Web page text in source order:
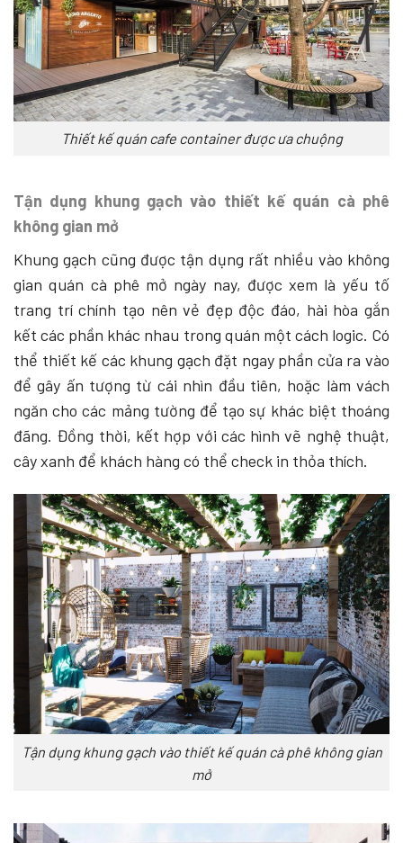
Thiết kế quán cafe container được ưa chuộng
Tận dụng khung gạch vào thiết kế quán cà phê
không gian mở
Khung gạch cũng được tận dụng rất nhiều vào không
gian quán cà phê mở ngày nay, được xem là yếu tố
trang trí chính tạo nên vẻ đẹp độc đáo, hài hòa gắn
kết các phần khác nhau trong quán một cách logic. Có
thể thiết kế các khung gạch đặt ngay phần cửa ra vào
để gây ấn tượng từ cái nhìn đầu tiên, hoặc làm vách
ngăn cho các mảng tường để tạo sự khác biệt thoáng
đãng. Đồng thời, kết hợp với các hình vẽ nghệ thuật,
cây xanh để khách hàng có thể check in thỏa thích.
Tận dụng khung gạch vào thiết kế quán cà phê không gian
mở